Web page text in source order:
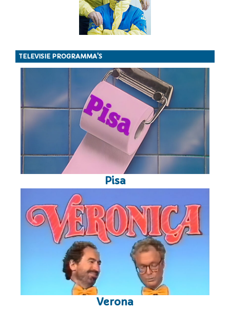
TELEVISIE PROGRAMMA'S
Pisa
Verona